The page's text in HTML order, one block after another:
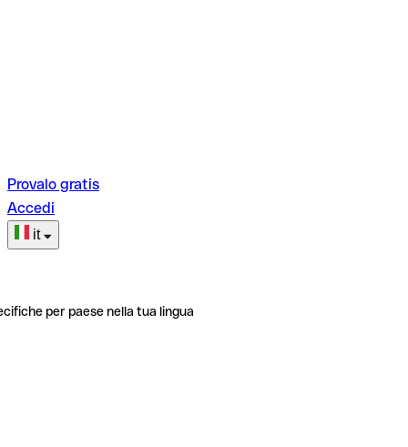
Provalo gratis
Accedi
it
per paese nella tua lingua